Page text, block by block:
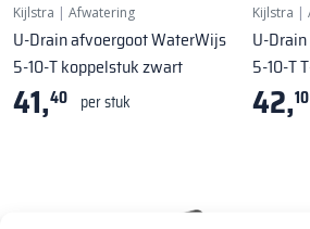
Kijlstra | Afwatering
U-Drain afvoergoot WaterWijs
5-10-T koppelstuk zwart
41,40 per stuk
Kijlstra |
U-
5-10-T
42,10